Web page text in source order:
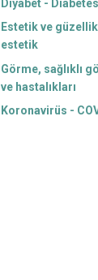
Diyabet -
Estetik ve
estetik
Görme, sağlıklı
ve hastalıkları
Koronavirüs -